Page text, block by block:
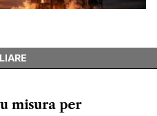
misura per